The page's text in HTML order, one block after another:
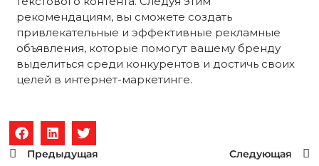
рекомендациям, вы сможете создать
привлекательные и эффективные рекламные
объявления, которые помогут вашему бренду
выделиться среди конкурентов и достичь своих
целей в интернет-маркетинге.
Предыдущая Следующая